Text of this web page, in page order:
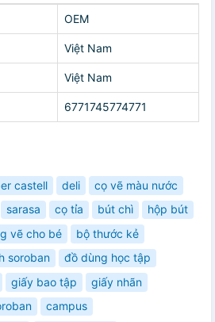
OEM
Việt Nam
Việt Nam
6771745774771
castell deli
cọ vẽ màu nước
sarasa cọ tỉa bút chì
hộp bút
vẽ cho bé
bộ thước kẻ
soroban
đồ dùng học tập
giấy bao tập
giấy nhãn
campus